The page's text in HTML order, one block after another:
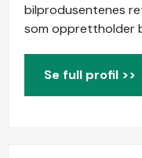
bilprodusentenes
som opprettholder
Se full profil >>